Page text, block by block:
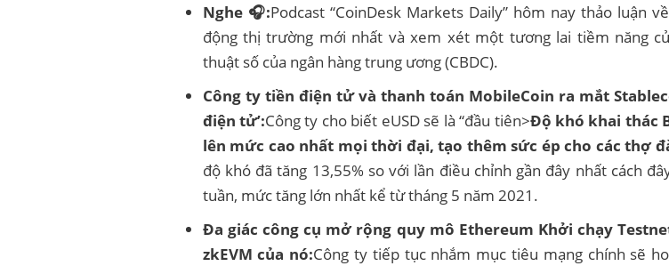
Nghe 🎧:Podcast “CoinDesk Markets Daily” hôm nay thảo luận
động thị trường mới nhất và xem xét một tương lai tiềm năng
thuật số của ngân hàng trung ương (CBDC).
Công ty tiền điện tử và thanh toán MobileCoin ra mắt
điện tử’:Công ty cho biết eUSD sẽ là “đầu tiên>Độ khó khai thác
lên mức cao nhất mọi thời đại, tạo thêm sức ép cho các thợ
độ khó đã tăng 13,55% so với lần điều chỉnh gần đây nhất cách
tuần, mức tăng lớn nhất kể từ tháng 5 năm 2021.
Đa giác công cụ mở rộng quy mô Ethereum Khởi chạy
zkEVM của nó:Công ty tiếp tục nhắm mục tiêu mạng chính sẽ